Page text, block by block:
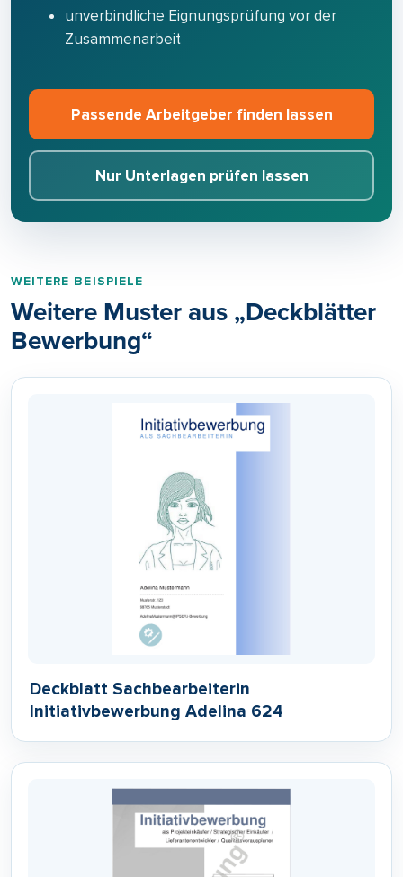
unverbindliche Eignungsprüfung vor der
Zusammenarbeit
Passende Arbeitgeber finden lassen
Nur Unterlagen prüfen lassen
WEITERE BEISPIELE
Weitere Muster aus „Deckblätter
Bewerbung“
Deckblatt Sachbearbeiterin
Initiativbewerbung Adelina 624